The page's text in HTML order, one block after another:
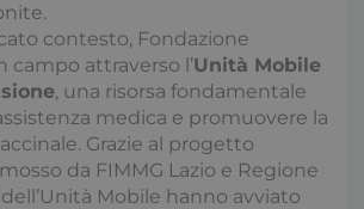
contesto, Fondazione
campo attraverso l’Unità Mobile
, una risorsa fondamentale
medica e promuovere la
Grazie al progetto
da FIMMG Lazio e Regione
Mobile hanno avviato